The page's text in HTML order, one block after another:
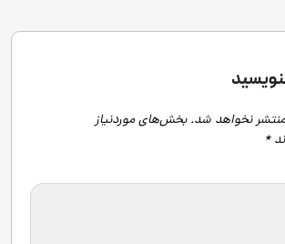
نخواهد شد. بخش‌های موردنیاز
*